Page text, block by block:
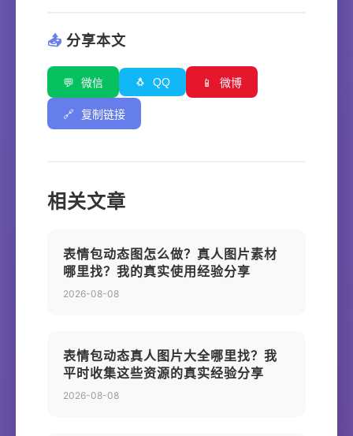
📤 分享本文
💬 微信 🐧 QQ 📱 微博
🔗 复制链接
相关文章
表情包动态图怎么做？真人图片素材
哪里找？我的真实使用经验分享
2026-08-08
表情包动态真人图片大全哪里找？我
平时收集这些资源的真实经验分享
2026-08-08